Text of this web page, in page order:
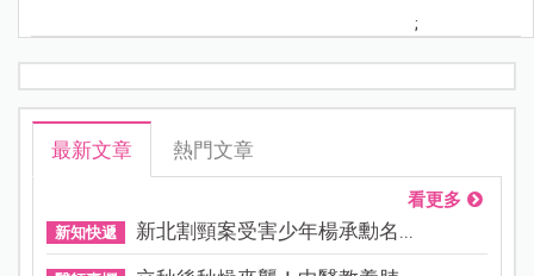
;
最新文章 熱門文章
看更多
新知快遞 新北割頸案受害少年楊承勳名...